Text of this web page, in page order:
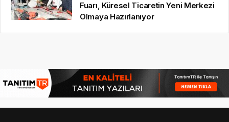
Fuarı, Küresel Ticaretin Yeni Merkezi
Olmaya Hazırlanıyor